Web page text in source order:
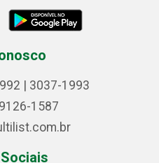
| 3037-1993
1587